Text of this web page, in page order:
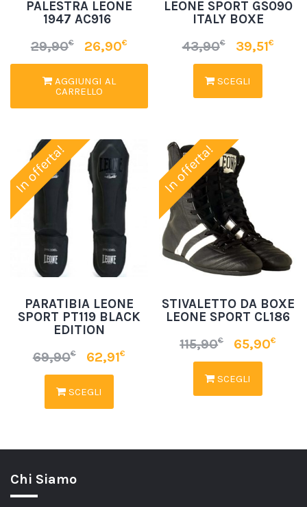
PALESTRA LEONE
1947 AC916
29,90€ 26,90€
AGGIUNGI AL
CARRELLO
LEONE SPORT GS090
ITALY BOXE
43,90€ 39,51€
SCEGLI
In offerta!
PARATIBIA LEONE
SPORT PT119 BLACK
EDITION
69,90€ 62,91€
SCEGLI
In offerta!
STIVALETTO DA BOXE
LEONE SPORT CL186
115,90€ 65,90€
SCEGLI
Chi Siamo